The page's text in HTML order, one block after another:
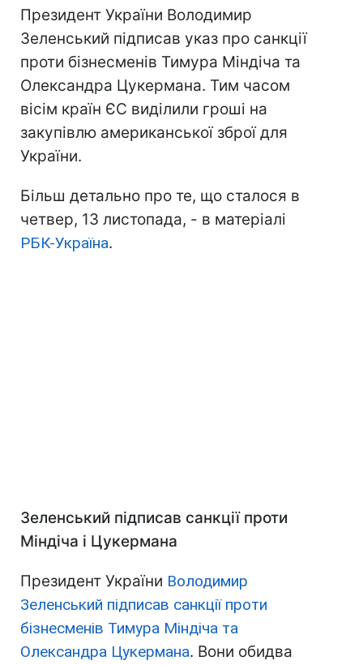
Президент України Володимир
Зеленський підписав указ про санкції
проти бізнесменів Тимура Міндіча та
Олександра Цукермана. Тим часом
вісім країн ЄС виділили гроші на
закупівлю американської зброї для
України.
Більш детально про те, що сталося в
четвер, 13 листопада, - в матеріалі
РБК-Україна.
Зеленський підписав санкції проти
Міндіча і Цукермана
Президент України Володимир
Зеленський підписав санкції проти
бізнесменів Тимура Міндіча та
Олександра Цукермана. Вони обидва